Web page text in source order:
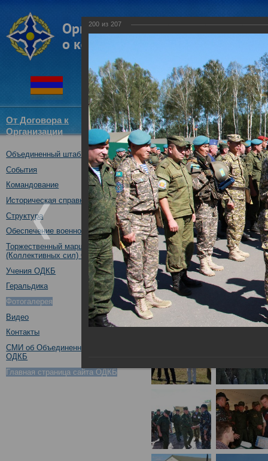
От Договора к
Организации
Структура
ОДКБ
Новости
Объединенный штаб ОДКБ
События
Командование
Историческая справка
Структура
Обеспечение военной безопасности
Торжественный марш Войск
(Коллективных сил) ОДКБ
Учения ОДКБ
Геральдика
Фотогалерея
Видео
Контакты
СМИ об Объединенном штабе
ОДКБ
Главная страница сайта ОДКБ
Совместное учение с
"Нерушимое братство-2016"
23.08.2016
200 из 207